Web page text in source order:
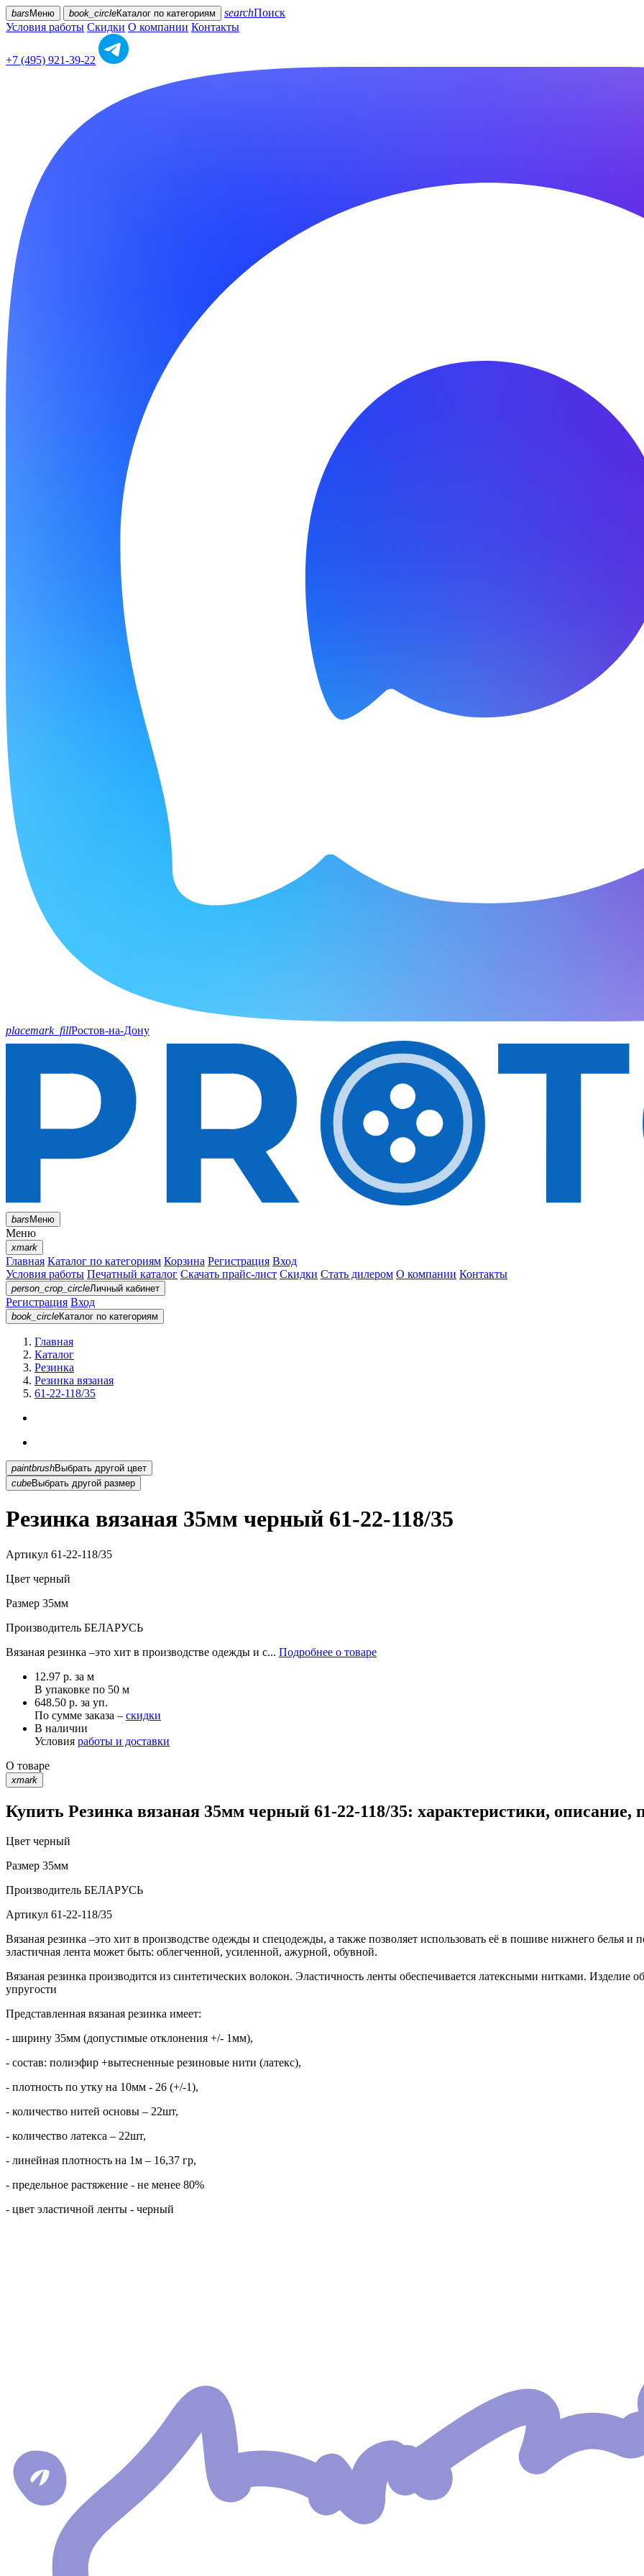
bars Меню book_circleКаталог по категориям searchПоиск
Условия работы Скидки О компании Контакты
+7 (495) 921-39-22
placemark_fillРостов-на-Дону
barsМеню
Меню
xmark
Главная Каталог по категориям Корзина Регистрация Вход
Условия работы Печатный каталог Скачать прайс-лист Скидки Стать дилером О компании Контакты
person_crop_circleЛичный кабинет
Регистрация Вход
book_circleКаталог по категориям
Главная
Каталог
Резинка
Резинка вязаная
61-22-118/35
paintbrush
Выбрать другой цвет
cubeВыбрать другой размер
Резинка вязаная 35мм черный 61-22-118/35
Артикул 61-22-118/35
Цвет черный
Размер 35мм
Производитель БЕЛАРУСЬ
Вязаная резинка –это хит в производстве одежды и с... Подробнее о товаре
12.97 р. за м
В упаковке по 50 м
648.50 р. за уп.
По сумме заказа – скидки
В наличии
Условия работы и доставки
О товаре
xmark
Купить Резинка вязаная 35мм черный 61-22-118/35: характеристики, описание,
Цвет черный
Размер 35мм
Производитель БЕЛАРУСЬ
Артикул 61-22-118/35
Вязаная резинка –это хит в производстве одежды и спецодежды, а также позволяет использовать её в пошиве нижнего белья и
эластичная лента может быть: облегченной, усиленной, ажурной, обувной.
Вязаная резинка производится из синтетических волокон. Эластичность ленты обеспечивается латексными нитками. Изделие
упругости
Представленная вязаная резинка имеет:
- ширину 35мм (допустимые отклонения +/- 1мм),
- состав: полиэфир +вытесненные резиновые нити (латекс),
- плотность по утку на 10мм - 26 (+/-1),
- количество нитей основы – 22шт,
- количество латекса – 22шт,
- линейная плотность на 1м – 16,37 гр,
- предельное растяжение - не менее 80%
- цвет эластичной ленты - черный